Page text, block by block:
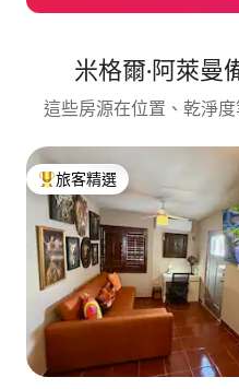
米格爾·阿萊曼
這些房源在位置、乾淨
旅客精選榜首
旅客精選